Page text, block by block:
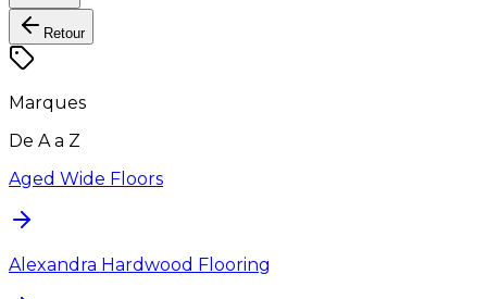
Retour
Marques
De A a Z
Aged Wide Floors
Alexandra Hardwood Flooring